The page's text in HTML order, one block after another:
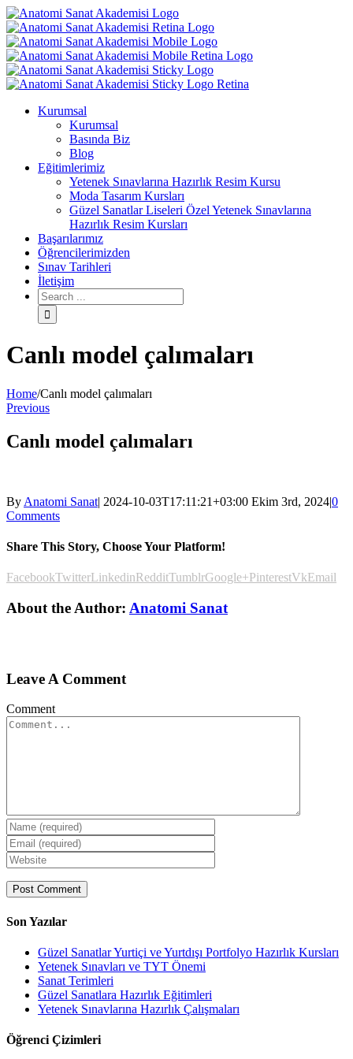
Kurumsal
Kurumsal
Basında Biz
Blog
Eğitimlerimiz
Yetenek Sınavlarına Hazırlık Resim Kursu
Moda Tasarım Kursları
Güzel Sanatlar Liseleri Özel Yetenek Sınavlarına
Hazırlık Resim Kursları
Başarılarımız
Öğrencilerimizden
Sınav Tarihleri
İletişim
Canlı model çalımaları
Home/Canlı model çalımaları
Previous
Canlı model çalımaları
By Anatomi Sanat| 2024-10-03T17:11:21+03:00 Ekim 3rd, 2024|0
Comments
Share This Story, Choose Your Platform!
FacebookTwitterLinkedinRedditTumblrGoogle+PinterestVkEmail
About the Author: Anatomi Sanat
Leave A Comment
Comment
Son Yazılar
Güzel Sanatlar Yurtiçi ve Yurtdışı Portfolyo Hazırlık Kursları
Yetenek Sınavları ve TYT Önemi
Sanat Terimleri
Güzel Sanatlara Hazırlık Eğitimleri
Yetenek Sınavlarına Hazırlık Çalışmaları
Öğrenci Çizimleri